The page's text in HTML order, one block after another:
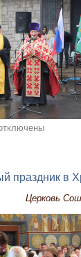
праздник в
Церковь